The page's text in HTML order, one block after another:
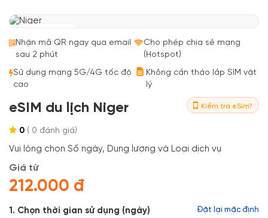
Nhận mã QR ngay qua email
sau 2 phút
Cho phép chia sẻ mạng
(Hotspot)
Sử dụng mạng 5G/4G tốc độ
cao
Không cần tháo lắp SIM vật
lý
eSIM du lịch Niger Kiểm tra eSim?
0 ( 0 đánh giá)
Vui lòng chọn Số ngày, Dung lượng và Loại dịch vụ
Giá từ
212.000 đ
1. Chọn thời gian sử dụng (ngày) Đặt lại mặc định